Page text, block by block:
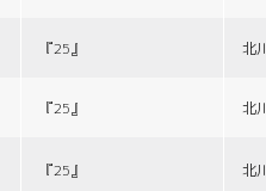
『25』 北
『25』 北
『25』 北